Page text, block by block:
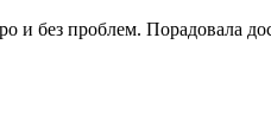
и без проблем. Порадовала